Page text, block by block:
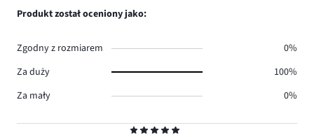
Produkt został oceniony jako:
Zgodny z rozmiarem
0%
Za duży
100%
Za mały
0%